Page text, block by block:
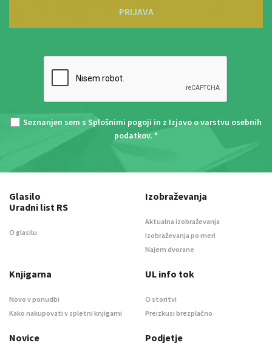
PRIJAVA
Seznanjen sem s Splošnimi pogoji in z Izjavo o varstvu osebnih
podatkov. *
Glasilo
Uradni list RS
O glasilu
Izobraževanja
Aktualna izobraževanja
Izobraževanja po meri
Najem dvorane
Knjigarna
Novo v ponudbi
Kako nakupovati v spletni knjigarni
UL info tok
O storitvi
Preizkusi brezplačno
Novice Podjetje